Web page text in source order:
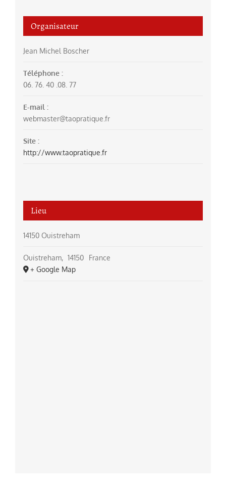
Organisateur
Jean Michel Boscher
Téléphone :
06. 76. 40 .08. 77
E-mail :
webmaster@taopratique.fr
Site :
http://www.taopratique.fr
Lieu
14150 Ouistreham
Ouistreham, 14150
France
+ Google Map